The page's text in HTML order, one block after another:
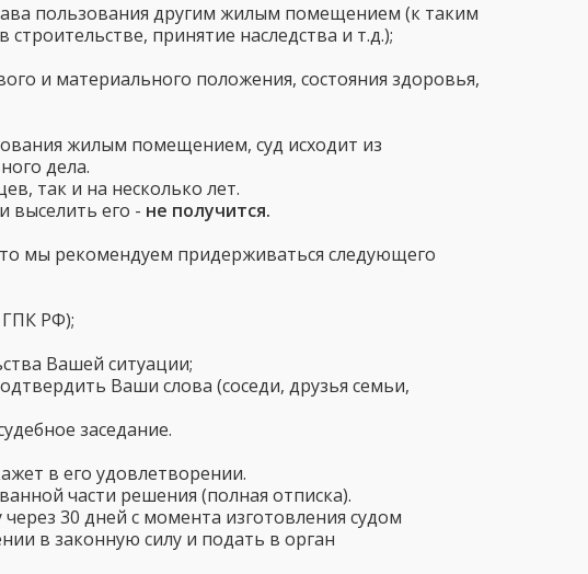
пользования другим жилым помещением (к таким
принятие наследства и т.д.);
и материального положения, состояния здоровья,
жилым помещением, суд исходит из
дела.
так и на несколько лет.
выселить его - не получится.
мы рекомендуем придерживаться следующего
ГПК РФ);
Вашей ситуации;
Ваши слова (соседи, друзья семьи,
заседание.
в его удовлетворении.
части решения (полная отписка).
30 дней с момента изготовления судом
в законную силу и подать в орган